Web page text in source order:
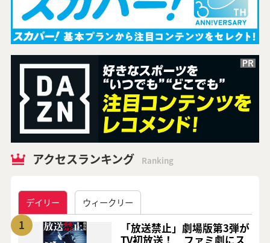
アクセスランキング Ranking
デイリー ウィークリー
1
「放送禁止」劇場版第3弾が
TV初放送！ ファミ劇にス